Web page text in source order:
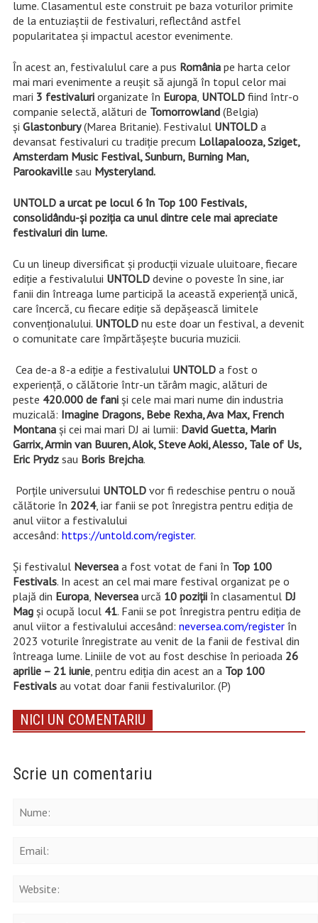
lume. Clasamentul este construit pe baza voturilor primite
de la entuziaștii de festivaluri, reflectând astfel
popularitatea și impactul acestor evenimente.
În acest an, festivalulul care a pus Româniape harta celor
mai mari evenimente a reușit să ajungă în topul celor mai
mari 3 festivaluriorganizate în Europa, UNTOLDfiind într-o
companie selectă, alături de Tomorrowland (Belgia)
și Glastonbury(Marea Britanie). Festivalul UNTOLDa
devansat festivaluri cu tradiţie precum Lollapalooza, Sziget,
Amsterdam Music Festival, Sunburn, Burning Man,
Parookavillesau Mysteryland.
UNTOLD a urcat pe locul 6 în Top 100 Festivals,
consolidându-și poziția ca unul dintre cele mai apreciate
festivaluri din lume.
Cu un lineup diversificat și producții vizuale uluitoare, fiecare
ediție a festivalului UNTOLD devine o poveste în sine, iar
fanii din întreaga lume participă la această experiență unică,
care încercă, cu fiecare ediție să depășească limitele
convenționalului. UNTOLDnu este doar un festival, a devenit
o comunitate care împărtășește bucuria muzicii.
Cea de-a 8-a ediție a festivalului UNTOLDa fost o
experiență, o călătorie într-un tărâm magic, alături de
peste 420.000 de faniși cele mai mari nume din industria
muzicală: Imagine Dragons, Bebe Rexha, Ava Max, French
Montanași cei mai mari DJ ai lumii: David Guetta, Marin
Garrix, Armin van Buuren, Alok, Steve Aoki, Alesso, Tale of Us,
Eric Prydzsau Boris Brejcha.
Porțile universului UNTOLDvor fi redeschise pentru o nouă
călătorie în 2024, iar fanii se pot înregistra pentru ediția de
anul viitor a festivalului
accesând: https://untold.com/register.
Și festivalul Neverseaa fost votat de fani în Top 100
Festivals. In acest an cel mai mare festival organizat pe o
plajă din Europa, Neverseaurcă 10 pozițiiîn clasamentul DJ
Magși ocupă locul 41. Fanii se pot înregistra pentru ediția de
anul viitor a festivalului accesând: neversea.com/registerîn
2023 voturile înregistrate au venit de la fanii de festival din
întreaga lume. Liniile de vot au fost deschise în perioada 26
aprilie – 21 iunie, pentru ediția din acest an a Top 100
Festivalsau votat doar fanii festivalurilor. (P)
NICI UN COMENTARIU
Scrie un comentariu